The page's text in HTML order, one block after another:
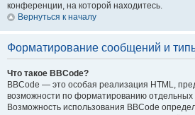
конференции, на которой находитесь.
Вернуться к началу
Форматирование сообщений и
Что такое BBCode?
BBCode — это особая реализация HTML,
возможности по форматированию
Возможность использования BBCode